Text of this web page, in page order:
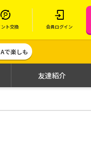
ント交換 会員ログイン
で楽しも
友達紹介